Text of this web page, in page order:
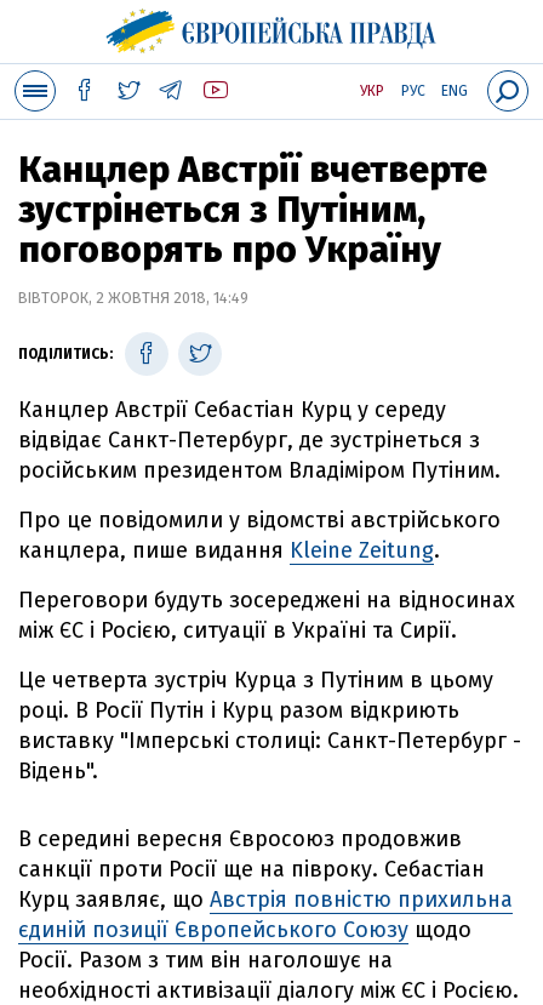
УКР РУС ENG
Канцлер Австрії вчетверте
зустрінеться з Путіним,
поговорять про Україну
ВІВТОРОК, 2 ЖОВТНЯ 2018, 14:49
ПОДІЛИТИСЬ:
Канцлер Австрії Себастіан Курц у середу
відвідає Санкт-Петербург, де зустрінеться з
російським президентом Владіміром Путіним.
Про це повідомили у відомстві австрійського
канцлера, пише видання Kleine Zeitung.
Переговори будуть зосереджені на відносинах
між ЄС і Росією, ситуації в Україні та Сирії.
Це четверта зустріч Курца з Путіним в цьому
році. В Росії Путін і Курц разом відкриють
виставку "Імперські столиці: Санкт-Петербург -
Відень".
В середині вересня Євросоюз продовжив
санкції проти Росії ще на півроку. Себастіан
Курц заявляє, що Австрія повністю прихильна
єдиній позиції Європейського Союзу щодо
Росії. Разом з тим він наголошує на
необхідності активізації діалогу між ЄС і Росією.